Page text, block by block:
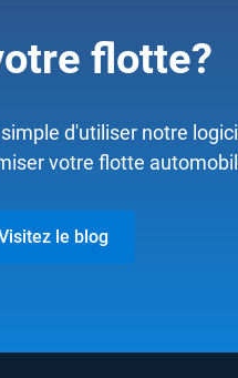
flotte?
d'utiliser notre
votre flotte
le blog